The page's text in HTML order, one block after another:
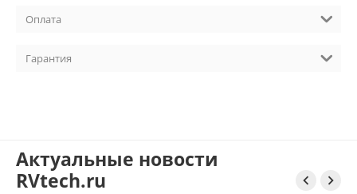
Оплата
Гарантия
Актуальные новости
RVtech.ru
 